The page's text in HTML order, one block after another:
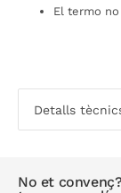
El termo
Detalls
No et